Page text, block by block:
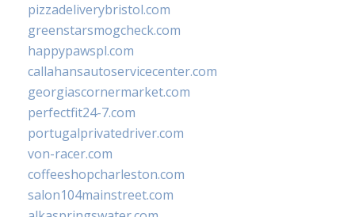
pizzadeliverybristol.com
greenstarsmogcheck.com
happypawspl.com
callahansautoservicecenter.com
georgiascornermarket.com
perfectfit24-7.com
portugalprivatedriver.com
von-racer.com
coffeeshopcharleston.com
salon104mainstreet.com